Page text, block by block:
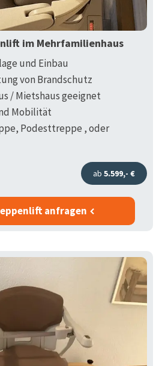
im Mehrfamilienhaus
und Einbau
von Brandschutz
/ Mietshaus geeignet
Mobilität
Podesttreppe , oder
ab 5.599,- €
anfragen